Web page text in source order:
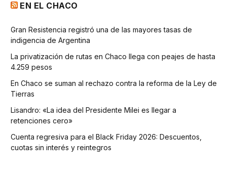
EN EL CHACO
Gran Resistencia registró una de las mayores tasas de
indigencia de Argentina
La privatización de rutas en Chaco llega con peajes de hasta
4.259 pesos
En Chaco se suman al rechazo contra la reforma de la Ley de
Tierras
Lisandro: «La idea del Presidente Milei es llegar a
retenciones cero»
Cuenta regresiva para el Black Friday 2026: Descuentos,
cuotas sin interés y reintegros